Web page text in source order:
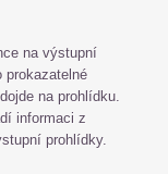
na výstupní
prokazatelné
na prohlídku.
informaci z
prohlídky.